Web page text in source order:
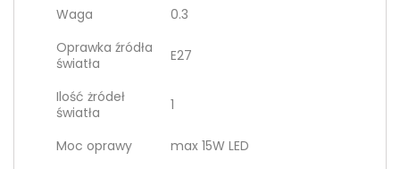
Waga
0.3
Oprawka źródła
światła
E27
Ilość żródeł
światła
1
Moc oprawy
max 15W LED